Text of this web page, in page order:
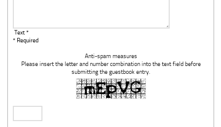
Text *
* Required
Anti-spam measures
Please insert the letter and number combination into the text field before
submitting the guestbook entry.